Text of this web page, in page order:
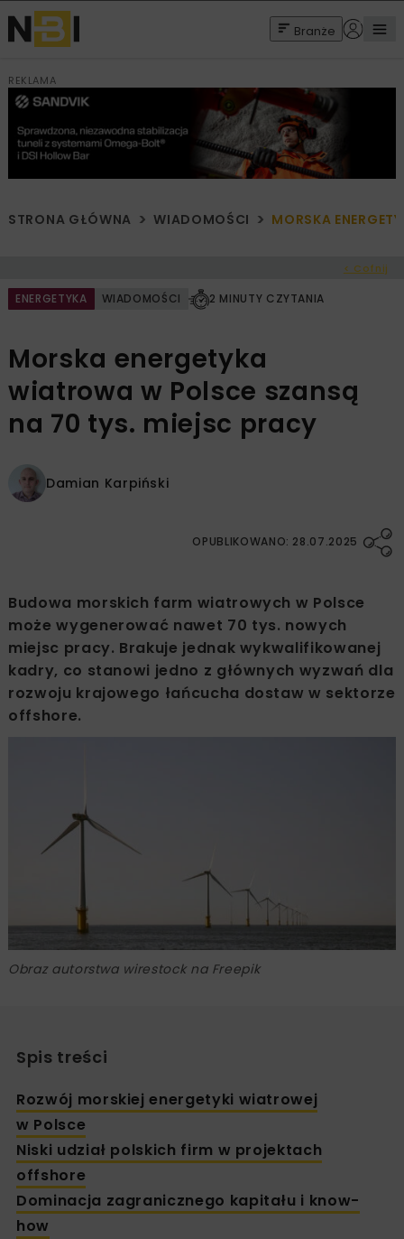
Branże
REKLAMA
STRONA GŁÓWNA WIADOMOŚCI MORSKA
< Cofnij
ENERGETYKA WIADOMOŚCI 2 MINUTY CZYTANIA
Morska energetyka
wiatrowa w Polsce szansą
na 70 tys. miejsc pracy
Damian Karpiński
OPUBLIKOWANO: 28.07.2025
Budowa morskich farm wiatrowych w Polsce
może wygenerować nawet 70 tys. nowych
miejsc pracy. Brakuje jednak wykwalifikowanej
kadry, co stanowi jedno z głównych wyzwań dla
rozwoju krajowego łańcucha dostaw w sektorze
offshore.
Obraz autorstwa wirestock na Freepik
Spis treści
Rozwój morskiej energetyki wiatrowej
w Polsce
Niski udział polskich firm w projektach
offshore
Dominacja zagranicznego kapitału i know-
how